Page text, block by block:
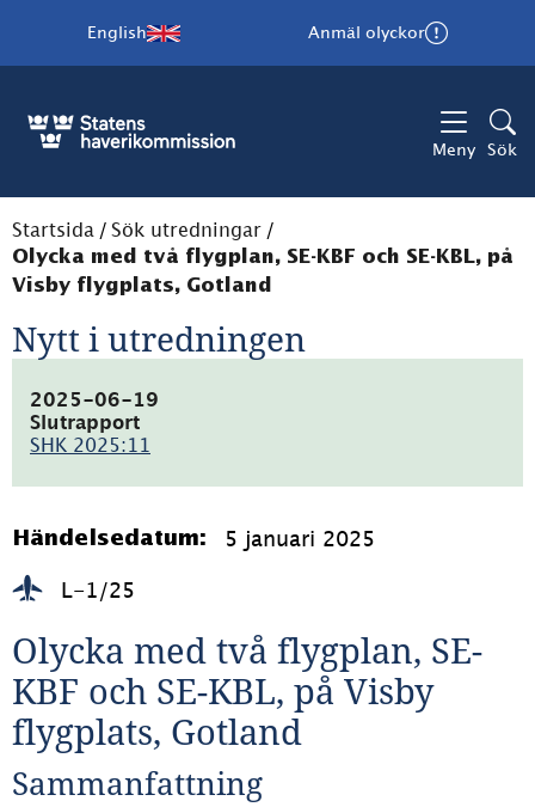
English Anmäl olyckor
Meny Sök
Startsida / Sök utredningar /
Olycka med två flygplan, SE-KBF och SE-KBL, på
Visby flygplats, Gotland
Nytt i utredningen
2025-06-19
Slutrapport
SHK 2025:11
1.9MB)
Händelsedatum: 5 januari 2025
L-1/25
Olycka med två flygplan, SE-
KBF och SE-KBL, på Visby
flygplats, Gotland
Sammanfattning